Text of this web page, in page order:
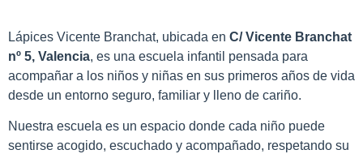
Lápices Vicente Branchat, ubicada en C/ Vicente Branchat
nº 5, Valencia, es una escuela infantil pensada para
acompañar a los niños y niñas en sus primeros años de vida
desde un entorno seguro, familiar y lleno de cariño.
Nuestra escuela es un espacio donde cada niño puede
sentirse acogido, escuchado y acompañado, respetando su